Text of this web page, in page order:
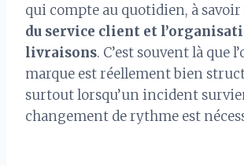
qui compte au quotidien, à savoir
du service client et
livraisons. C’est souvent là que
marque est réellement bien
surtout lorsqu’un incident
changement de rythme est